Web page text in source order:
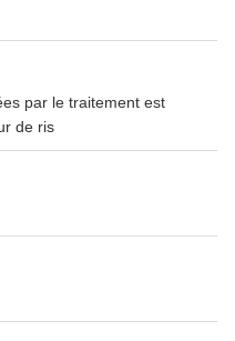
par le traitement est
de ris